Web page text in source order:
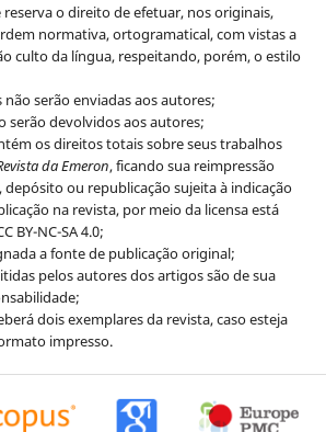
reserva o direito de efetuar, nos originais,
normativa, ortogramatical, com vistas a
culto da língua, respeitando, porém, o estilo
não serão enviadas aos autores;
serão devolvidos aos autores;
os direitos totais sobre seus trabalhos
da Emeron, ficando sua reimpressão
ou republicação sujeita à indicação
na revista, por meio da licensa está
BY-NC-SA 4.0;
a fonte de publicação original;
pelos autores dos artigos são de sua
dois exemplares da revista, caso esteja
impresso.